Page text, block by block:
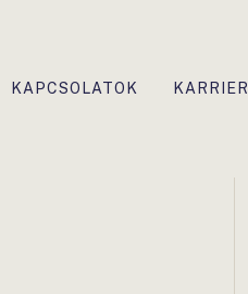
KAPCSOLATOK KARRIER